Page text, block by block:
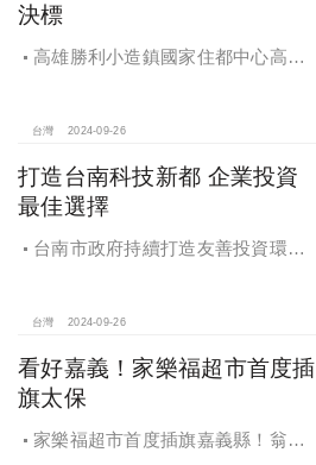
決標
高雄勝利小造鎮國家住都中心高雄
台灣 2024-09-26
打造台南科技新都 企業投資
最佳選擇
台南市政府持續打造友善投資環
超過5萬個就業機會
台灣 2024-09-26
看好嘉義！家樂福超市首度插
旗太保
家樂福超市首度插旗嘉義縣！翁章